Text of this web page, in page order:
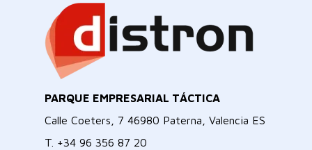
PARQUE EMPRESARIAL TÁCTICA
Calle Coeters, 7 46980 Paterna, Valencia ES
T. +34 96 356 87 20